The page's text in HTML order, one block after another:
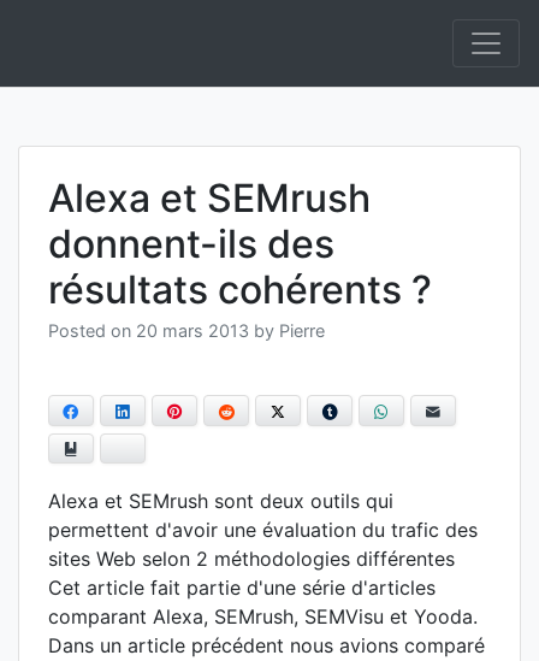
Souverainepement de solutions en Intelligence
Alexa et SEMrush
donnent-ils des
résultats cohérents ?
Posted on 20 mars 2013 by Pierre
FacebookLinkedIn Pinterest Reddit Twitter Tumblr WhatsApp
Alexa et SEMrush sont deux outils qui
permettent d'avoir une évaluation du trafic des
sites Web selon 2 méthodologies différentes
Cet article fait partie d'une série d'articles
comparant Alexa, SEMrush, SEMVisu et Yooda.
Dans un article précédent nous avions comparé